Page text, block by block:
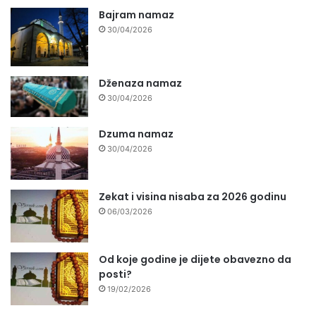
Bajram namaz
30/04/2026
Dženaza namaz
30/04/2026
Dzuma namaz
30/04/2026
Zekat i visina nisaba za 2026 godinu
06/03/2026
Od koje godine je dijete obavezno da
posti?
19/02/2026